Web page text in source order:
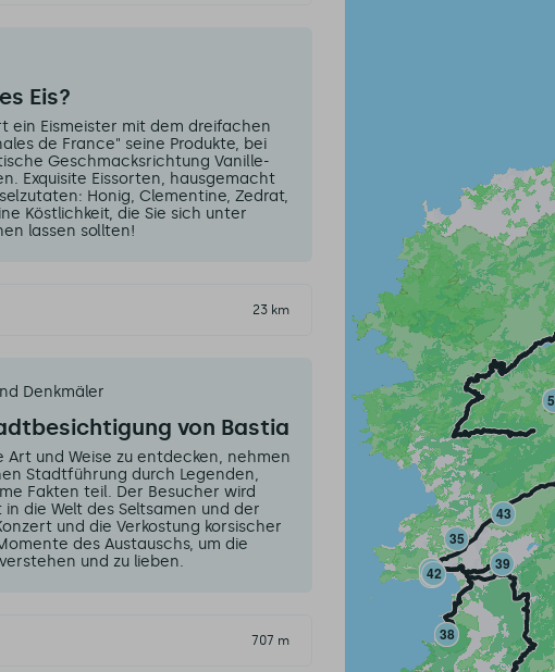
Eis?
ein Eismeister mit dem dreifachen
de France" seine Produkte, bei
Geschmacksrichtung Vanille-
Exquisite Eissorten, hausgemacht
Honig, Clementine, Zedrat,
Köstlichkeit, die Sie sich unter
lassen sollten!
23 km
Denkmäler
von Bastia
Art und Weise zu entdecken, nehmen
Stadtführung durch Legenden,
Fakten teil. Der Besucher wird
die Welt des Seltsamen und der
und die Verkostung korsischer
des Austauschs, um die
und zu lieben.
707 m